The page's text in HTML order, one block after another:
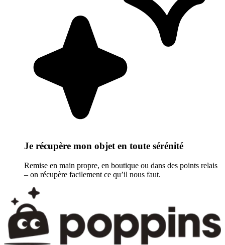
Je récupère mon objet en toute sérénité
Remise en main propre, en boutique ou dans des points relais
– on récupère facilement ce qu’il nous faut.